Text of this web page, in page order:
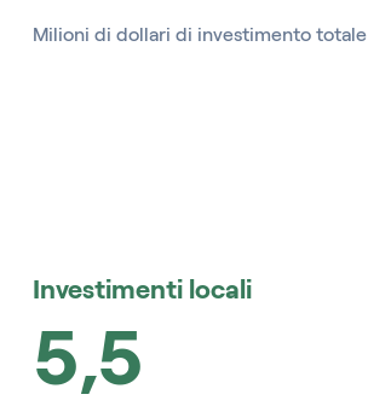
Milioni di dollari di investimento totale
Investimenti locali
5,5